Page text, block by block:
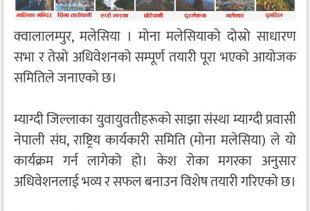
क्वालालम्पुर, मलेसिया । मोना मलेसियाको दोस्रो साधारण
सभा र तेस्रो अधिवेशनको सम्पूर्ण तयारी पूरा भएको आयोजक
समितिले जनाएको छ।
म्याग्दी जिल्लाका युवायुवतीहरूको साझा संस्था म्याग्दी प्रवासी
नेपाली संघ, राष्ट्रिय कार्यकारी समिति (मोना मलेसिया) ले यो
कार्यक्रम गर्न लागेको हो। केश रोका मगरका अनुसार
अधिवेशनलाई भव्य र सफल बनाउन विशेष तयारी गरिएको छ।